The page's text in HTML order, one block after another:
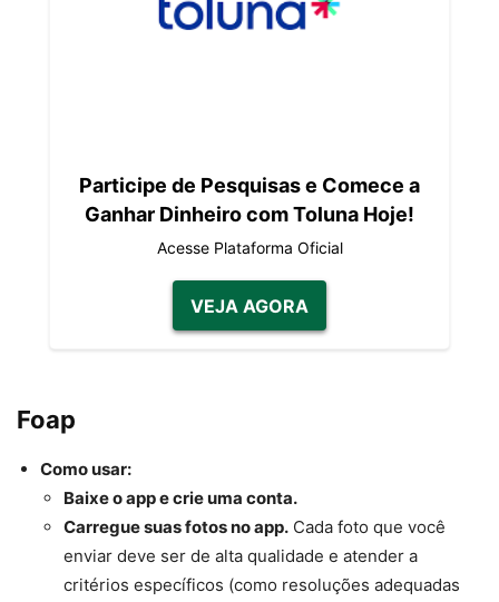
Participe de Pesquisas e Comece a
Ganhar Dinheiro com Toluna Hoje!
Acesse Plataforma Oficial
VEJA AGORA
Foap
Como usar:
Baixe o app e crie uma conta.
Carregue suas fotos no app. Cada foto que você
enviar deve ser de alta qualidade e atender a
critérios específicos (como resoluções adequadas